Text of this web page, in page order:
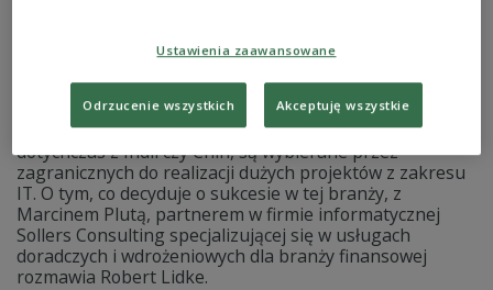
Polskie firmy IT łączą biznes z
technologią
Coraz częściej to właśnie polskie firmy, a nie jak
dotychczas z Indii czy Chin, są wybierane przez
zagranicznych do realizacji dużych projektów z zakresu
IT. O tym, co decyduje o sukcesie w tej branży, z
Marcinem Plutą, partnerem w firmie informatycznej
Sollers Consulting specjalizującej się w usługach
doradczych i wdrożeniowych dla branży finansowej
rozmawia Robert Lidke.
Ustawienia zaawansowane
Odrzucenie wszystkich Akceptuję wszystkie